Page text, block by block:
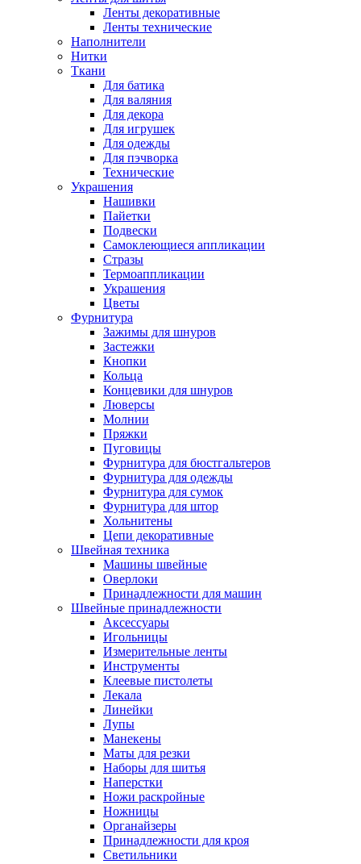
Ленты декоративные
Ленты технические
Наполнители
Нитки
Ткани
Для батика
Для валяния
Для декора
Для игрушек
Для одежды
Для пэчворка
Технические
Украшения
Нашивки
Пайетки
Подвески
Самоклеющиеся аппликации
Стразы
Термоаппликации
Украшения
Цветы
Фурнитура
Зажимы для шнуров
Застежки
Кнопки
Кольца
Концевики для шнуров
Люверсы
Молнии
Пряжки
Пуговицы
Фурнитура для бюстгальтеров
Фурнитура для одежды
Фурнитура для сумок
Фурнитура для штор
Хольнитены
Цепи декоративные
Швейная техника
Машины швейные
Оверлоки
Принадлежности для машин
Швейные принадлежности
Аксессуары
Игольницы
Измерительные ленты
Инструменты
Клеевые пистолеты
Лекала
Линейки
Лупы
Манекены
Маты для резки
Наборы для шитья
Наперстки
Ножи раскройные
Ножницы
Органайзеры
Принадлежности для кроя
Светильники